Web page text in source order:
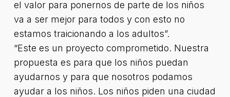
el valor para ponernos de parte de los niños
va a ser mejor para todos y con esto no
estamos traicionando a los adultos”.
“Este es un proyecto comprometido. Nuestra
propuesta es para que los niños puedan
ayudarnos y para que nosotros podamos
ayudar a los niños. Los niños piden una ciudad